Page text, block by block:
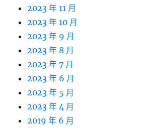
2023 年 11 月
2023 年 10 月
2023 年 9 月
2023 年 8 月
2023 年 7 月
2023 年 6 月
2023 年 5 月
2023 年 4 月
2019 年 6 月